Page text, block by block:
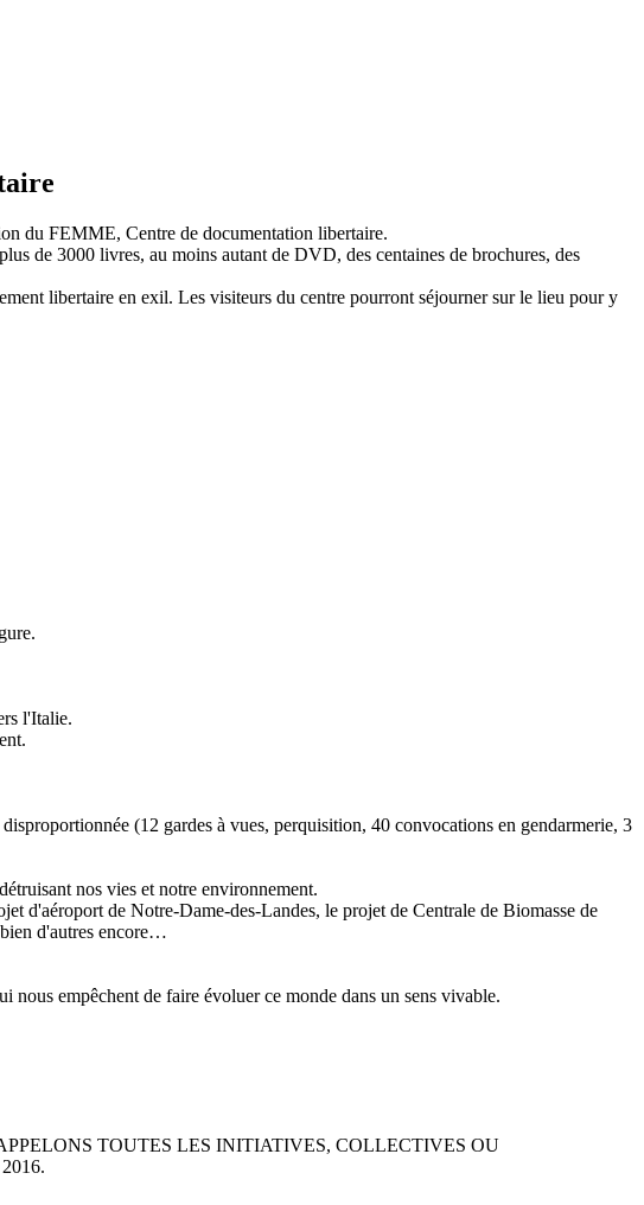
du FEMME, Centre de documentation libertaire.
de 3000 livres, au moins autant de DVD, des centaines de brochures, des
libertaire en exil. Les visiteurs du centre pourront séjourner sur le lieu pour y
l'Italie.
(12 gardes à vues, perquisition, 40 convocations en gendarmerie, 3
nos vies et notre environnement.
d'aéroport de Notre-Dame-des-Landes, le projet de Centrale de Biomasse de
d'autres encore…
nous empêchent de faire évoluer ce monde dans un sens vivable.
TOUTES LES INITIATIVES, COLLECTIVES OU